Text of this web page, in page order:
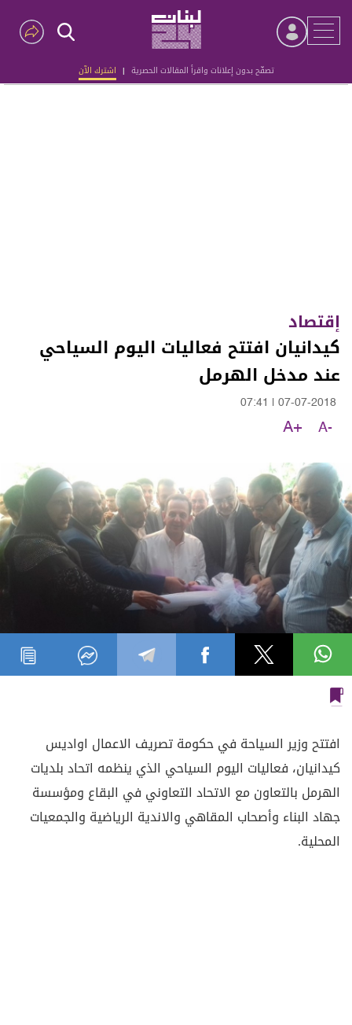
تصفّح بدون إعلانات واقرأ المقالات الحصرية | اشترك الآن
Advertisement
إقتصاد
كيدانيان افتتح فعاليات اليوم السياحي
عند مدخل الهرمل
07-07-2018
07:41
A-
A+
افتتح وزير السياحة في حكومة تصريف الاعمال اواديس
كيدانيان، فعاليات اليوم السياحي الذي ينظمه اتحاد بلديات
الهرمل بالتعاون مع الاتحاد التعاوني في البقاع ومؤسسة
جهاد البناء وأصحاب المقاهي والاندية الرياضية والجمعيات
المحلية.